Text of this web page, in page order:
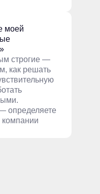
моей
строгие —
как решать
определяете
компании